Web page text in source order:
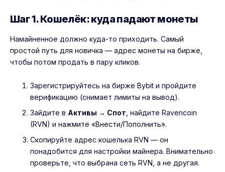
Шаг 1. Кошелёк: куда падают монеты
Намайненное должно куда-то приходить. Самый
простой путь для новичка — адрес монеты на бирже,
чтобы потом продать в пару кликов.
Зарегистрируйтесь на бирже Bybit и пройдите
верификацию (снимает лимиты на вывод).
Зайдите в Активы → Спот , найдите Ravencoin
(RVN) и нажмите «Внести/Пополнить».
Скопируйте адрес кошелька RVN — он
понадобится для настройки майнера. Внимательно
проверьте, что выбрана сеть RVN, а не другая.